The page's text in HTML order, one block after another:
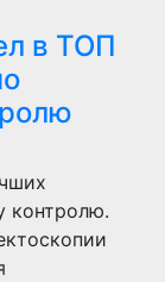
в ТОП
контролю.